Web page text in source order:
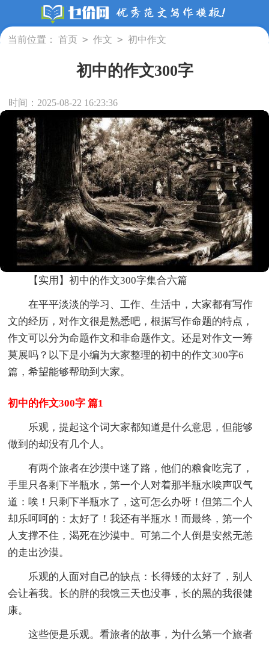
当前位置： 首页 > 作文 > 初中作文
初中的作文300字
时间：2025-08-22 16:23:36
【实用】初中的作文300字集合六篇
在平平淡淡的学习、工作、生活中，大家都有写作
文的经历，对作文很是熟悉吧，根据写作命题的特点，
作文可以分为命题作文和非命题作文。还是对作文一筹
莫展吗？以下是小编为大家整理的初中的作文300字6
篇，希望能够帮助到大家。
初中的作文300字 篇1
乐观，提起这个词大家都知道是什么意思，但能够
做到的却没有几个人。
有两个旅者在沙漠中迷了路，他们的粮食吃完了，
手里只各剩下半瓶水，第一个人对着那半瓶水唉声叹气
道：唉！只剩下半瓶水了，这可怎么办呀！但第二个人
却乐呵呵的：太好了！我还有半瓶水！而最终，第一个
人支撑不住，渴死在沙漠中。可第二个人倒是安然无恙
的走出沙漠。
乐观的人面对自己的缺点：长得矮的太好了，别人
会让着我。长的胖的我饿三天也没事，长的黑的我很健
康。
这些便是乐观。看旅者的故事，为什么第一个旅者